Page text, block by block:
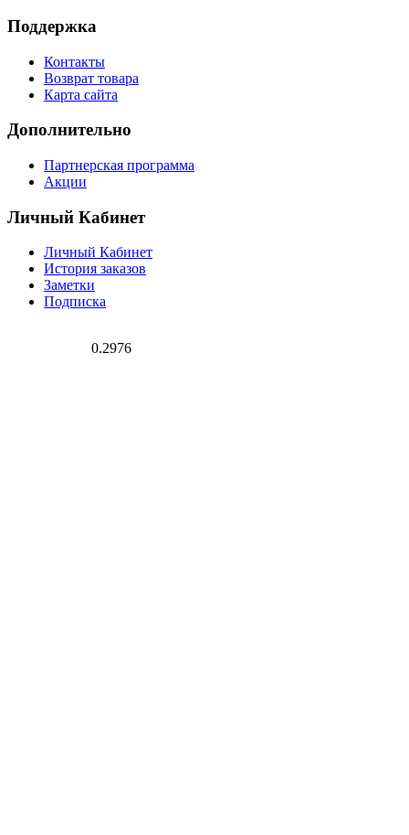
Поддержка
Контакты
Возврат товара
Карта сайта
Дополнительно
Партнерская программа
Акции
Личный Кабинет
Личный Кабинет
История заказов
Заметки
Подписка
0.2976